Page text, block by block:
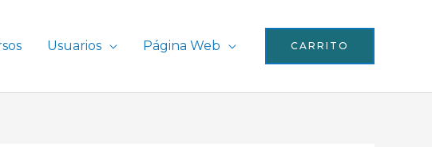
Usuarios Página Web CARRITO